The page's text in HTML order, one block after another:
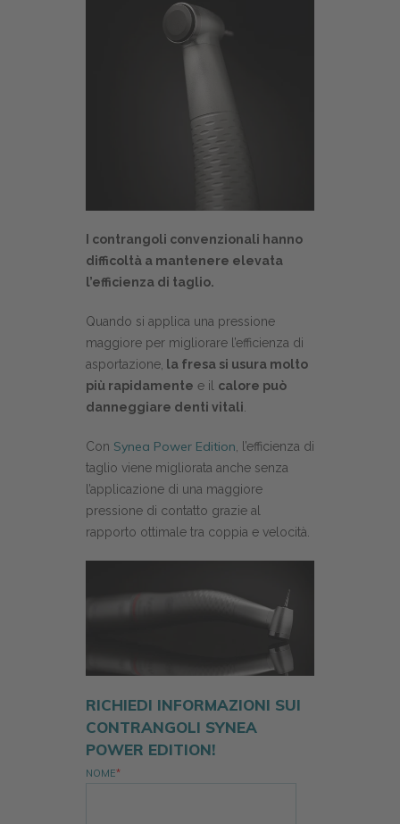
I contrangoli convenzionali hanno
difficoltà a mantenere elevata
l’efficienza di taglio.
Quando si applica una pressione
maggiore per migliorare l’efficienza di
asportazione, la fresa si usura molto
più rapidamente e il calore può
danneggiare denti vitali.
Con Synea Power Edition, l’efficienza di
taglio viene migliorata anche senza
l’applicazione di una maggiore
pressione di contatto grazie al
rapporto ottimale tra coppia e velocità.
RICHIEDI INFORMAZIONI SUI
CONTRANGOLI SYNEA
POWER EDITION!
NOME*